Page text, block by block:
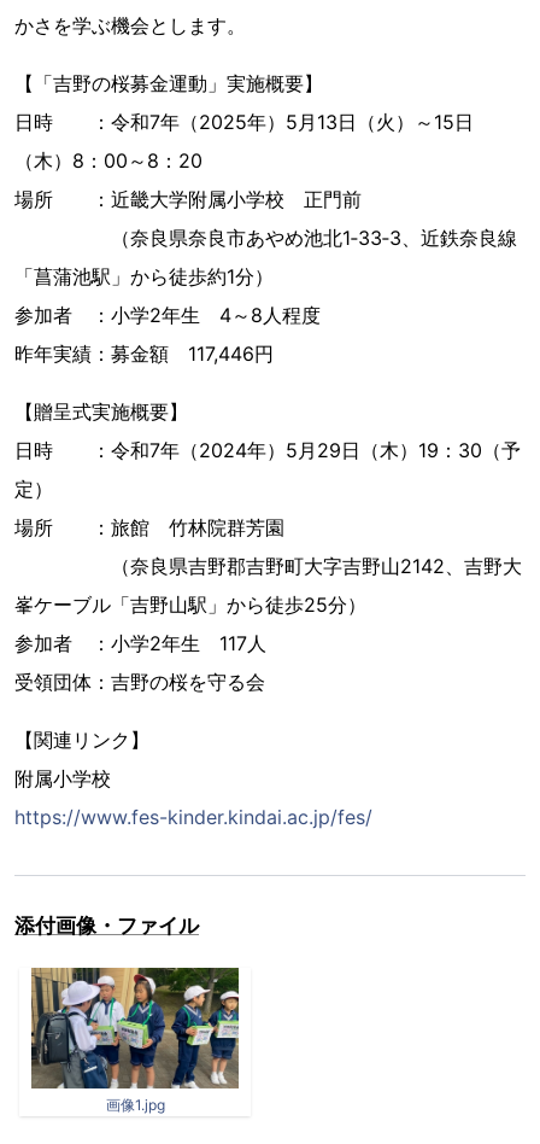
かさを学ぶ機会とします。
【「吉野の桜募金運動」実施概要】
日時 ：令和7年（2025年）5月13日（火）～15日
（木）8：00～8：20
場所 ：近畿大学附属小学校 正門前
（奈良県奈良市あやめ池北1‐33‐3、近鉄奈良線
「菖蒲池駅」から徒歩約1分）
参加者 ：小学2年生 4～8人程度
昨年実績：募金額 117,446円
【贈呈式実施概要】
日時 ：令和7年（2024年）5月29日（木）19：30（予
定）
場所 ：旅館 竹林院群芳園
（奈良県吉野郡吉野町大字吉野山2142、吉野大
峯ケーブル「吉野山駅」から徒歩25分）
参加者 ：小学2年生 117人
受領団体：吉野の桜を守る会
【関連リンク】
附属小学校
https://www.fes-kinder.kindai.ac.jp/fes/
添付画像・ファイル
画像1.jpg